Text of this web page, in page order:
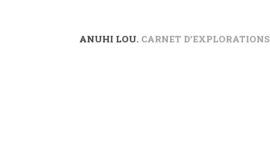
ANUHI LOU. CARNET D’EXPLORATIONS